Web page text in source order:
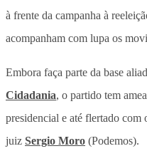
à frente da campanha à
acompanham com lupa os
Embora faça parte da base
Cidadania, o partido tem
presidencial e até flertado com
juiz Sergio Moro (Podemos).